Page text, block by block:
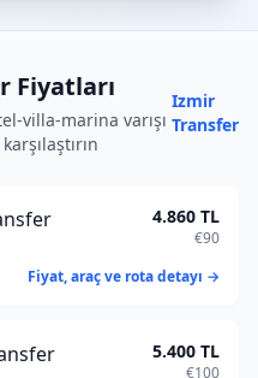
Fiyatları
villa-marina varışı
Izmir
Transfer
4.860 TL
€90
Fiyat, araç ve rota detayı →
5.400 TL
€100